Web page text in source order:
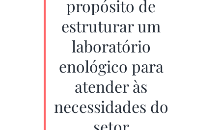
propósito de
estruturar um
laboratório
enológico para
atender às
necessidades do